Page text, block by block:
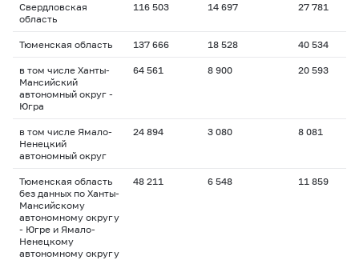
Свердловская
область
116 503 14 697 27 781
Тюменская область 137 666 18 528 40 534
в том числе Ханты-
Мансийский
автономный округ -
Югра
64 561 8 900 20 593
в том числе Ямало-
Ненецкий
автономный округ
24 894 3 080 8 081
Тюменская область
без данных по Ханты-
Мансийскому
автономному округу
- Югре и Ямало-
Ненецкому
автономному округу
48 211 6 548 11 859